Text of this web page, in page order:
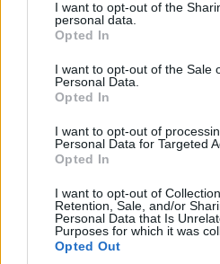
not limited to your visit or usage
grant or deny consent to Google
use your data for below specified
consent section.
I want to opt-out of the
personal data.
Opted In
I want to opt-out of the Sale
Personal Data.
Opted In
I want to opt-out of
Personal Data for Targeted
Opted In
I want to opt-out of
Retention, Sale, and/or
Personal Data that Is
Purposes for which it was
Opted Out